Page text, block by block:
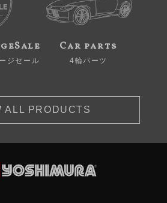
ジセール
Car parts
4輪パーツ
ALL PRODUCTS